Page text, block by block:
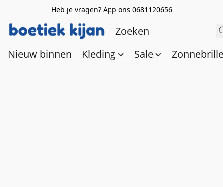
Heb je vragen? App ons 0681120656
Nieuw binnen Kleding Sale